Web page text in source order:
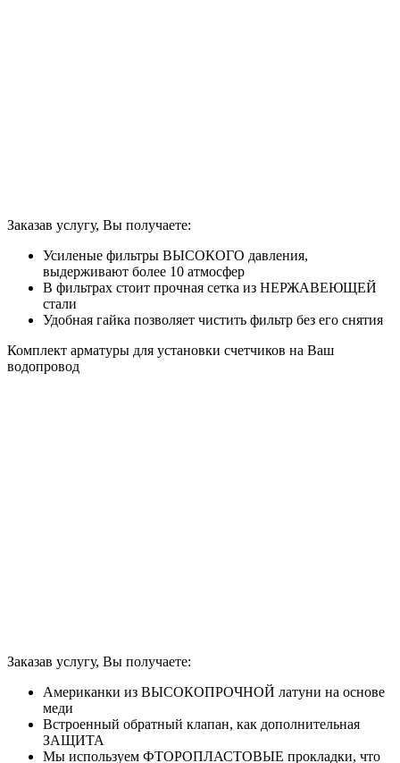
Заказав услугу, Вы получаете:
Усиленые фильтры ВЫСОКОГО давления,
выдерживают более 10 атмосфер
В фильтрах стоит прочная сетка из НЕРЖАВЕЮЩЕЙ
стали
Удобная гайка позволяет чистить фильтр без его снятия
Комплект арматуры для установки счетчиков на Ваш
водопровод
Заказав услугу, Вы получаете:
Американки из ВЫСОКОПРОЧНОЙ латуни на основе
меди
Встроенный обратный клапан, как дополнительная
ЗАЩИТА
Мы используем ФТОРОПЛАСТОВЫЕ прокладки, что